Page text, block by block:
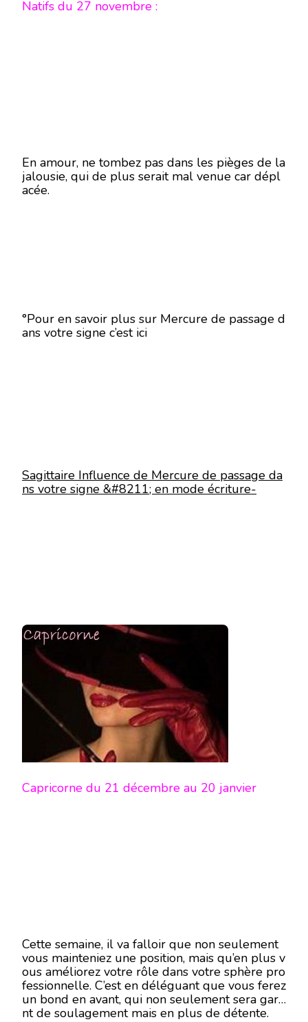
Natifs du 27 novembre :
En amour, ne tombez pas dans les pièges de la
jalousie, qui de plus serait mal venue car dépl
acée.
°Pour en savoir plus sur Mercure de passage d
ans votre signe c’est ici
Sagittaire Influence de Mercure de passage da
ns votre signe &#8211; en mode écriture-
Capricorne du 21 décembre au 20 janvier
Cette semaine, il va falloir que non seulement
vous mainteniez une position, mais qu’en plus v
ous améliorez votre rôle dans votre sphère pro
fessionnelle. C’est en déléguant que vous ferez
un bond en avant, qui non seulement sera gara
nt de soulagement mais en plus de détente.